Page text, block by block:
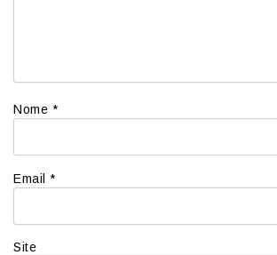
Nome *
Email *
Site